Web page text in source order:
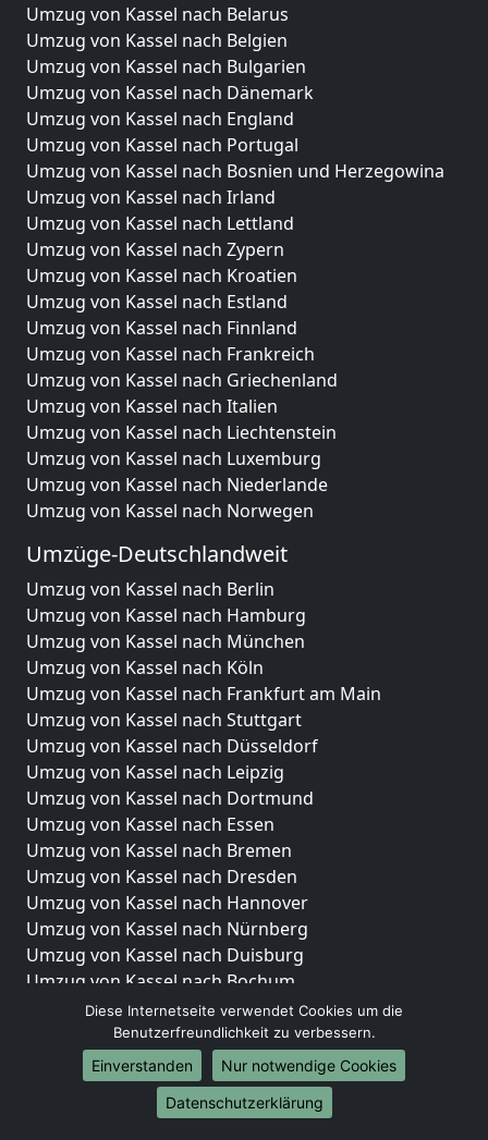
Umzug von Kassel nach Belarus
Umzug von Kassel nach Belgien
Umzug von Kassel nach Bulgarien
Umzug von Kassel nach Dänemark
Umzug von Kassel nach England
Umzug von Kassel nach Portugal
Umzug von Kassel nach Bosnien und Herzegowina
Umzug von Kassel nach Irland
Umzug von Kassel nach Lettland
Umzug von Kassel nach Zypern
Umzug von Kassel nach Kroatien
Umzug von Kassel nach Estland
Umzug von Kassel nach Finnland
Umzug von Kassel nach Frankreich
Umzug von Kassel nach Griechenland
Umzug von Kassel nach Italien
Umzug von Kassel nach Liechtenstein
Umzug von Kassel nach Luxemburg
Umzug von Kassel nach Niederlande
Umzug von Kassel nach Norwegen
Umzüge-Deutschlandweit
Umzug von Kassel nach Berlin
Umzug von Kassel nach Hamburg
Umzug von Kassel nach München
Umzug von Kassel nach Köln
Umzug von Kassel nach Frankfurt am Main
Umzug von Kassel nach Stuttgart
Umzug von Kassel nach Düsseldorf
Umzug von Kassel nach Leipzig
Umzug von Kassel nach Dortmund
Umzug von Kassel nach Essen
Umzug von Kassel nach Bremen
Umzug von Kassel nach Dresden
Umzug von Kassel nach Hannover
Umzug von Kassel nach Nürnberg
Umzug von Kassel nach Duisburg
Umzug von Kassel nach Bochum
Umzug von Kassel nach Wuppertal
Umzug von Kassel nach Bielefeld
Umzug von Kassel nach Bonn
Umzug von Kassel nach Münster
Internationale-Umzüge
Diese Internetseite verwendet Cookies um die
Benutzerfreundlichkeit zu verbessern.
Einverstanden
Nur notwendige Cookies
Datenschutzerklärung